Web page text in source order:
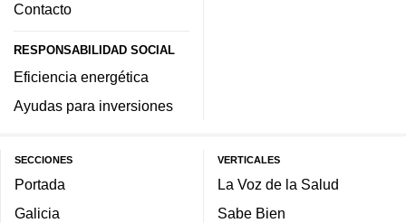
Contacto
RESPONSABILIDAD SOCIAL
Eficiencia energética
Ayudas para inversiones
SECCIONES
Portada
Galicia
VERTICALES
La Voz de la Salud
Sabe Bien